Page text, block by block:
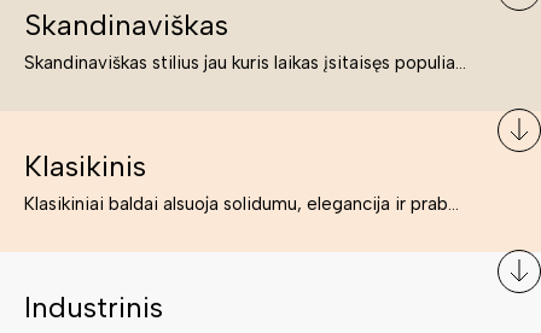
Skandinaviškas
Skandinaviškas stilius jau kuris laikas įsitaisęs populiariausiųjų sąraše. Namai, butai labai dažnai įrengiami remiantis būtent šio stiliaus ypatumais. Dėl švelnių spalvų, praktiškumo ir estetikos jis masina tuos, kurie neabejingi šviesiem ar neutralių spalvų koloritui, paprastumui, funkcionalumui, natūralumui ir stilingai estetikai. Platų skandinaviškų baldų spektrą rasite „Deinavos baldų“ asortimente.
Klasikinis
Klasikiniai baldai alsuoja solidumu, elegancija ir prabanga. Paprastai jie būna masyvūs, kuria didybės įspūdį. Neabejotinai jie bus geriausias pasirinkimas estetiškam ir rafinuotam klasikiniam namų interjerui. Kartais klasikiniai baldai traktuojami kaip senoviniai, bet tai ne tiesa – klasika yra stilius, neišsemiama elegancija ir rafinuotumas.
Industrinis